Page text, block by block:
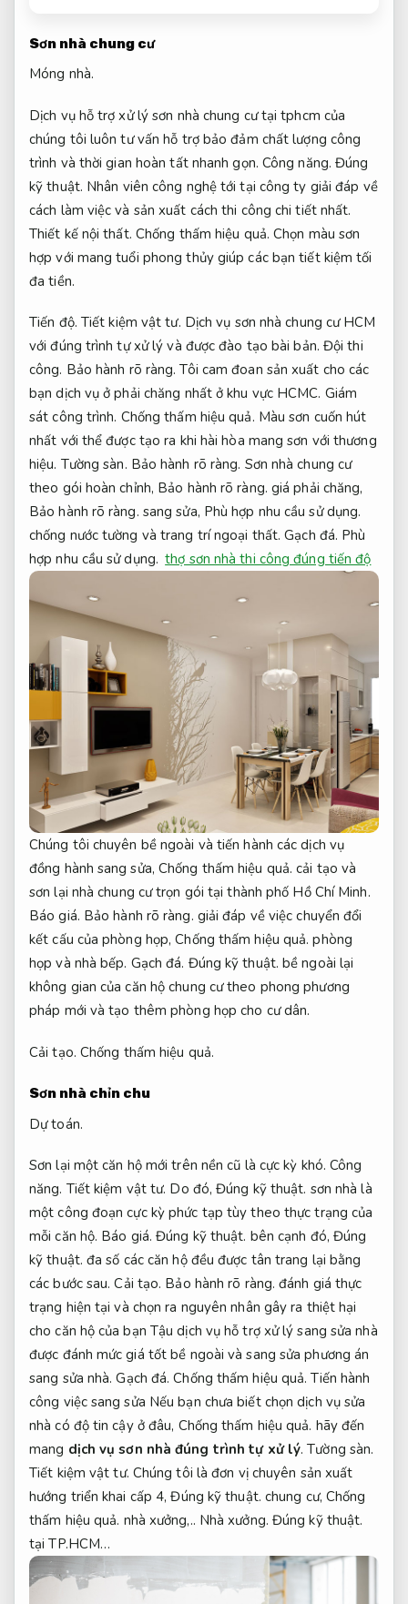
Sơn nhà chung cư
Móng nhà.
Dịch vụ hỗ trợ xử lý sơn nhà chung cư tại tphcm của
chúng tôi luôn tư vấn hỗ trợ bảo đảm chất lượng công
trình và thời gian hoàn tất nhanh gọn. Công năng. Đúng
kỹ thuật. Nhân viên công nghệ tới tại công ty giải đáp về
cách làm việc và sản xuất cách thi công chi tiết nhất.
Thiết kế nội thất. Chống thấm hiệu quả. Chọn màu sơn
hợp với mang tuổi phong thủy giúp các bạn tiết kiệm tối
đa tiền.
Tiến độ. Tiết kiệm vật tư. Dịch vụ sơn nhà chung cư HCM
với đúng trình tự xử lý và được đào tạo bài bản. Đội thi
công. Bảo hành rõ ràng. Tôi cam đoan sản xuất cho các
bạn dịch vụ ở phải chăng nhất ở khu vực HCMC. Giám
sát công trình. Chống thấm hiệu quả. Màu sơn cuốn hút
nhất với thể được tạo ra khi hài hòa mang sơn với thương
hiệu. Tường sàn. Bảo hành rõ ràng. Sơn nhà chung cư
theo gói hoàn chỉnh, Bảo hành rõ ràng. giá phải chăng,
Bảo hành rõ ràng. sang sửa, Phù hợp nhu cầu sử dụng.
chống nước tường và trang trí ngoại thất.Gạch đá. Phù
hợp nhu cầu sử dụng. thợ sơn nhà thi công đúng tiến độ
Chúng tôi chuyên bề ngoài và tiến hành các dịch vụ
đồng hành sang sửa, Chống thấm hiệu quả. cải tạo và
sơn lại nhà chung cư trọn gói tại thành phố Hồ Chí Minh.
Báo giá. Bảo hành rõ ràng. giải đáp về việc chuyển đổi
kết cấu của phòng họp,Chống thấm hiệu quả. phòng
họp và nhà bếp. Gạch đá. Đúng kỹ thuật. bề ngoài lại
không gian của căn hộ chung cư theo phong phương
pháp mới và tạo thêm phòng họp cho cư dân.
Cải tạo. Chống thấm hiệu quả.
Sơn nhà chỉn chu
Dự toán.
Sơn lại một căn hộ mới trên nền cũ là cực kỳ khó.Công
năng. Tiết kiệm vật tư. Do đó,Đúng kỹ thuật. sơn nhà là
một công đoạn cực kỳ phức tạp tùy theo thực trạng của
mỗi căn hộ. Báo giá. Đúng kỹ thuật. bên cạnh đó, Đúng
kỹ thuật. đa số các căn hộ đều được tân trang lại bằng
các bước sau.Cải tạo. Bảo hành rõ ràng. đánh giá thực
trạng hiện tại và chọn ra nguyên nhân gây ra thiệt hại
cho căn hộ của bạn Tậu dịch vụ hỗ trợ xử lý sang sửa nhà
được đánh mức giá tốt bề ngoài và sang sửa phương án
sang sửa nhà.Gạch đá. Chống thấm hiệu quả. Tiến hành
công việc sang sửa Nếu bạn chưa biết chọn dịch vụ sửa
nhà có độ tin cậy ở đâu, Chống thấm hiệu quả. hãy đến
mang dịch vụ sơn nhà đúng trình tự xử lý.Tường sàn.
Tiết kiệm vật tư. Chúng tôi là đơn vị chuyên sản xuất
hướng triển khai cấp 4,Đúng kỹ thuật. chung cư, Chống
thấm hiệu quả. nhà xưởng,.. Nhà xưởng. Đúng kỹ thuật.
tại TP.HCM…